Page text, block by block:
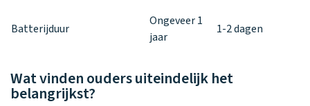
Batterijduur
Ongeveer 1
jaar
1-2 dagen
Wat vinden ouders uiteindelijk het
belangrijkst?